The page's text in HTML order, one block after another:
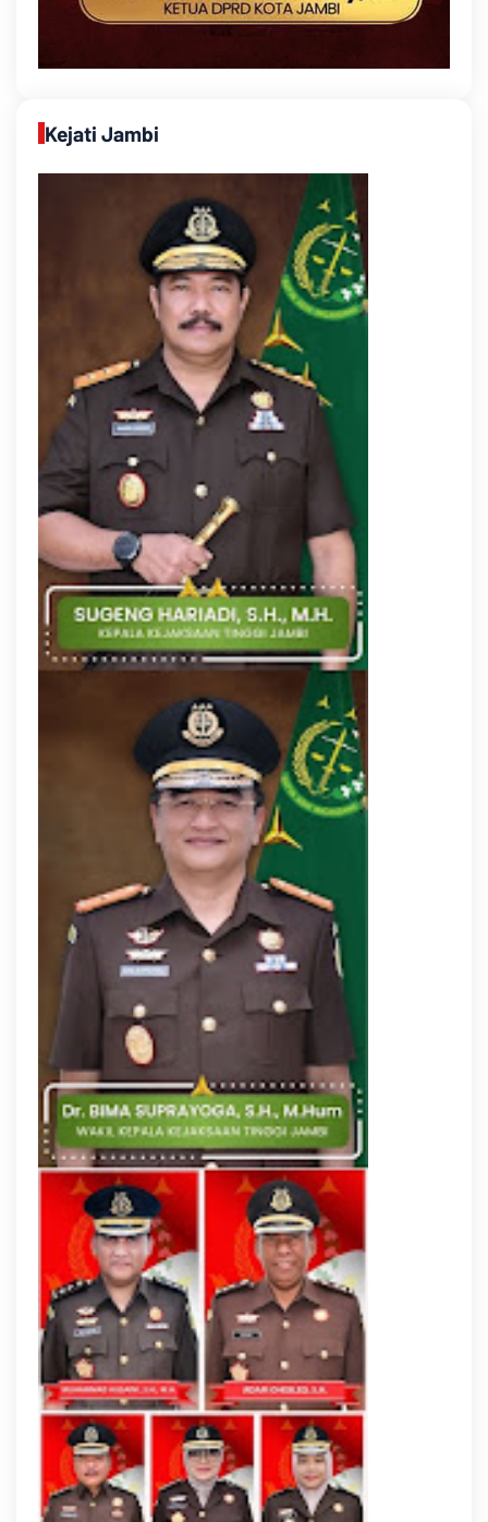
Kejati Jambi